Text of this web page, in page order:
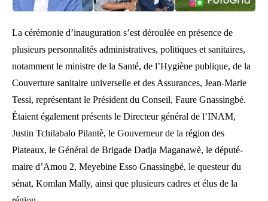
La cérémonie d’inauguration s’est déroulée en présence de
plusieurs personnalités administratives, politiques et sanitaires,
notamment le ministre de la Santé, de l’Hygiène publique, de la
Couverture sanitaire universelle et des Assurances, Jean-Marie
Tessi, représentant le Président du Conseil, Faure Gnassingbé.
Étaient également présents le Directeur général de l’INAM,
Justin Tchilabalo Pilantè, le Gouverneur de la région des
Plateaux, le Général de Brigade Dadja Maganawè, le député-
maire d’Amou 2, Meyebine Esso Gnassingbé, le questeur du
sénat, Komlan Mally, ainsi que plusieurs cadres et élus de la